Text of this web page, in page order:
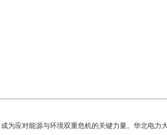
为应对能源与环境双重危机的关键力量。华北电力大